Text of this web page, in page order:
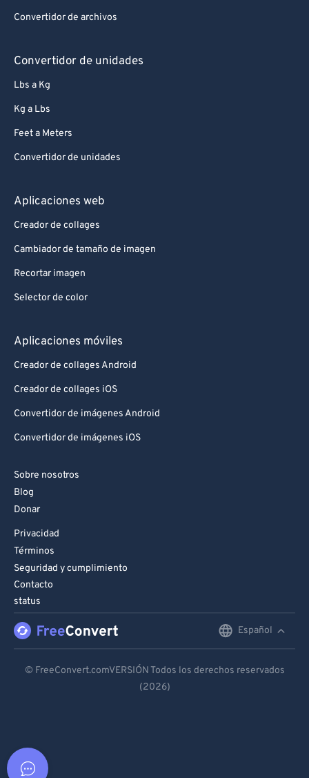
Convertidor de archivos
Convertidor de unidades
Lbs a Kg
Kg a Lbs
Feet a Meters
Convertidor de unidades
Aplicaciones web
Creador de collages
Cambiador de tamaño de imagen
Recortar imagen
Selector de color
Aplicaciones móviles
Creador de collages Android
Creador de collages iOS
Convertidor de imágenes Android
Convertidor de imágenes iOS
Sobre nosotros
Blog
Donar
Privacidad
Términos
Seguridad y cumplimiento
Contacto
status
Español
Español
© FreeConvert.comVERSIÓN Todos los derechos reservados
(2026)